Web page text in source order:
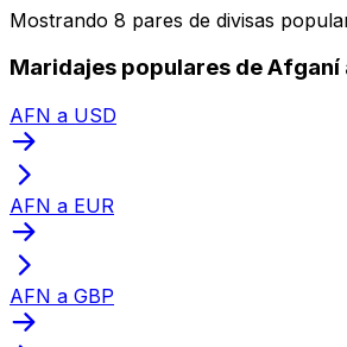
Mostrando 8 pares de divisas
Maridajes populares de Afganí
AFN a USD
AFN a EUR
AFN a GBP